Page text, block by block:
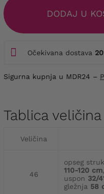
DODAJ U
Očekivana dostava
Sigurna kupnja u MDR24 –
Tablica veličina
Veličina
46
opseg
110-120 cm
uspon 32/
gležnja 58